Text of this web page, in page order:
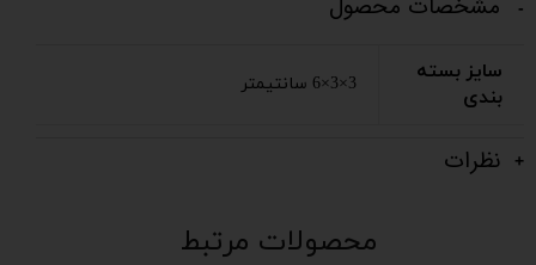
مشخصات محصول
سایز بسته
بندی
3×3×6 سانتیمتر
نظرات
محصولات مرتبط